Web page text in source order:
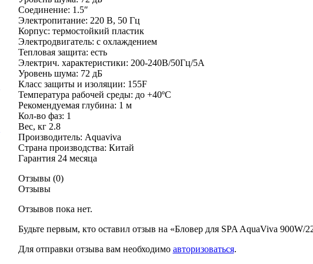
Соединение: 1.5″
Электропитание: 220 В, 50 Гц
Корпус: термостойкий пластик
Электродвигатель: с охлаждением
Тепловая защита: есть
Электрич. характеристики: 200-240В/50Гц/5А
Уровень шума: 72 дБ
Класс защиты и изоляции: 155F
Температура рабочей среды: до +40ºС
Рекомендуемая глубина: 1 м
Кол-во фаз: 1
Вес, кг 2.8
Производитель: Aquaviva
Страна производства: Китай
Гарантия 24 месяца
Отзывы (0)
Отзывы
Отзывов пока нет.
Будьте первым, кто оставил отзыв на «Бловер для SPA AquaViva 900W/
Для отправки отзыва вам необходимо авторизоваться.